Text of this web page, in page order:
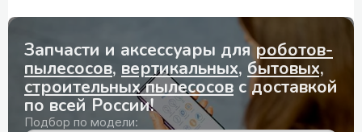
Запчасти и аксессуары дляроботов-
пылесосов, вертикальных, бытовых,
строительных пылесосов с доставкой
по всей России!
Подбор по модели: